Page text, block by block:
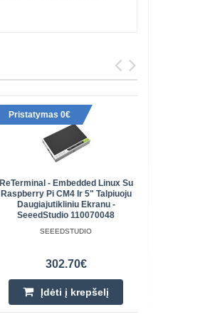
Pristatymas 0€
ReTerminal - Embedded Linux Su
Raspberry Pi CM4 Ir 5" Talpiuoju
Daugiajutikliniu Ekranu -
SeeedStudio 110070048
SEEEDSTUDIO
302.70€
Įdėti į krepšelį